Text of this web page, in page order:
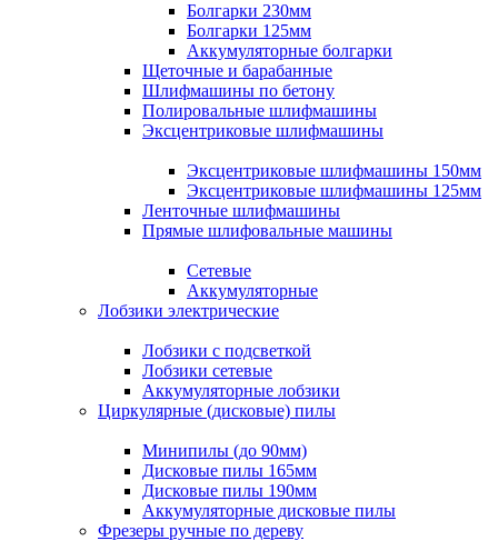
Болгарки 230мм
Болгарки 125мм
Аккумуляторные болгарки
Щеточные и барабанные
Шлифмашины по бетону
Полировальные шлифмашины
Эксцентриковые шлифмашины
Эксцентриковые шлифмашины 150мм
Эксцентриковые шлифмашины 125мм
Ленточные шлифмашины
Прямые шлифовальные машины
Сетевые
Аккумуляторные
Лобзики электрические
Лобзики с подсветкой
Лобзики сетевые
Аккумуляторные лобзики
Циркулярные (дисковые) пилы
Минипилы (до 90мм)
Дисковые пилы 165мм
Дисковые пилы 190мм
Аккумуляторные дисковые пилы
Фрезеры ручные по дереву